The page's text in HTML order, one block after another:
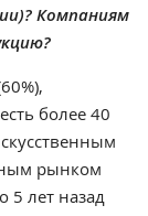
Компаниям
более 40
рынком
лет назад